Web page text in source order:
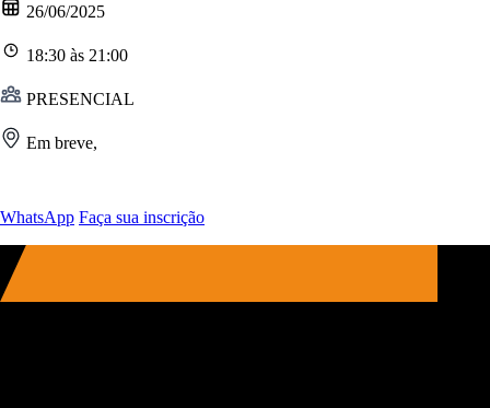
26/06/2025
18:30 às 21:00
PRESENCIAL
Em breve,
WhatsApp Faça sua inscrição